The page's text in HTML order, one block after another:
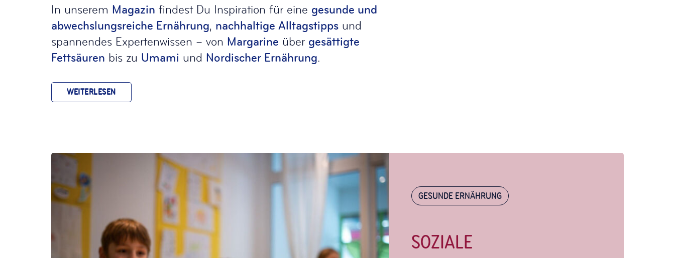
In unserem Magazin findest Du Inspiration für eine gesunde und
abwechslungsreiche Ernährung, nachhaltige Alltagstipps und
spannendes Expertenwissen – von Margarine über gesättigte
Fettsäuren bis zu Umami und Nordischer Ernährung.
WEITERLESEN
GESUNDE ERNÄHRUNG
SOZIALE